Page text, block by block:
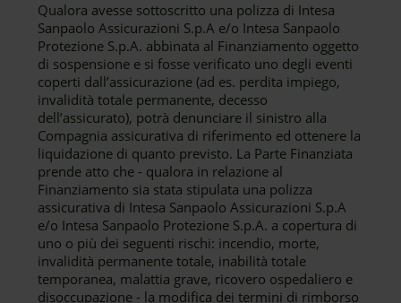
Qualora avesse sottoscritto una polizza di Intesa
Sanpaolo Assicurazioni S.p.A e/o Intesa Sanpaolo
Protezione S.p.A. abbinata al Finanziamento oggetto
di sospensione e si fosse verificato uno degli eventi
coperti dall’assicurazione (ad es. perdita impiego,
invalidità totale permanente, decesso
dell’assicurato), potrà denunciare il sinistro alla
Compagnia assicurativa di riferimento ed ottenere la
liquidazione di quanto previsto. La Parte Finanziata
prende atto che - qualora in relazione al
Finanziamento sia stata stipulata una polizza
assicurativa di Intesa Sanpaolo Assicurazioni S.p.A
e/o Intesa Sanpaolo Protezione S.p.A. a copertura di
uno o più dei seguenti rischi: incendio, morte,
invalidità permanente totale, inabilità totale
temporanea, malattia grave, ricovero ospedaliero e
disoccupazione - la modifica dei termini di rimborso